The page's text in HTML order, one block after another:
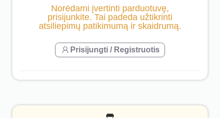
Norėdami įvertinti parduotuvę,
prisijunkite. Tai padeda užtikrinti
atsiliepimų patikimumą ir skaidrumą.
Prisijungti / Registruotis